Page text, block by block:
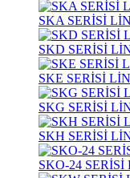
SKA SERİSİ
SKD SERİSİ
SKE SERİSİ
SKG SERİSİ
SKH SERİSİ
SKO-24